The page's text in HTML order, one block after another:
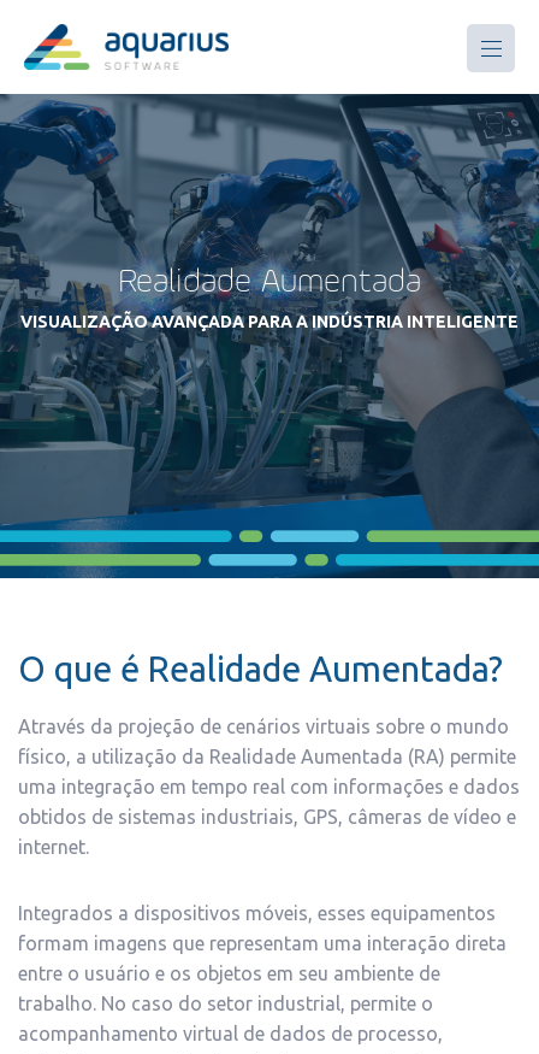
Realidade Aumentada
VISUALIZAÇÃO AVANÇADA PARA A INDÚSTRIA INTELIGENTE
O que é Realidade Aumentada?
Através da projeção de cenários virtuais sobre o mundo
físico, a utilização da Realidade Aumentada (RA) permite
uma integração em tempo real com informações e dados
obtidos de sistemas industriais, GPS, câmeras de vídeo e
internet.
Integrados a dispositivos móveis, esses equipamentos
formam imagens que representam uma interação direta
entre o usuário e os objetos em seu ambiente de
trabalho. No caso do setor industrial, permite o
acompanhamento virtual de dados de processo,